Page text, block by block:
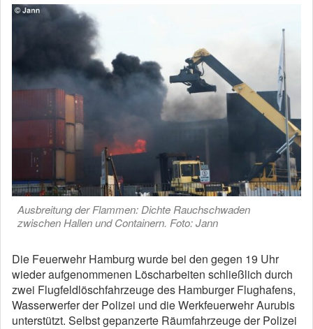
Ausbreitung der Flammen: Dichte Rauchschwaden
zwischen Hallen und Containern. Foto: Jann
Die Feuerwehr Hamburg wurde bei den gegen 19 Uhr
wieder aufgenommenen Löscharbeiten schließlich durch
zwei Flugfeldlöschfahrzeuge des Hamburger Flughafens,
Wasserwerfer der Polizei und die Werkfeuerwehr Aurubis
unterstützt. Selbst gepanzerte Räumfahrzeuge der Polizei